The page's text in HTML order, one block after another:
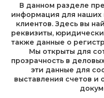
В данном разделе
информация для наших
клиентов. Здесь вы
реквизиты,
также данные о
Мы открыты для
прозрачность в
эти данные для
выставления счетов